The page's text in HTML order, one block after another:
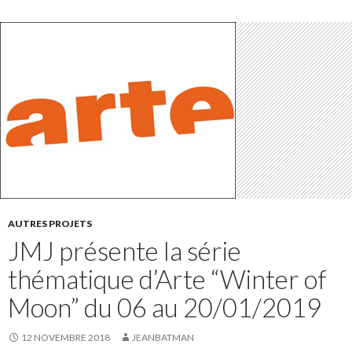
AUTRES PROJETS
JMJ présente la série
thématique d’Arte “Winter of
Moon” du 06 au 20/01/2019
12 NOVEMBRE 2018 JEANBATMAN